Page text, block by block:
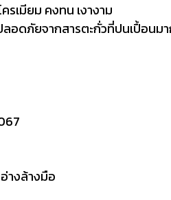
เมียม คงทน เงางาม
อดภัยจากสารตะกั่วที่ปนเปื้อนม
างล้างมือ